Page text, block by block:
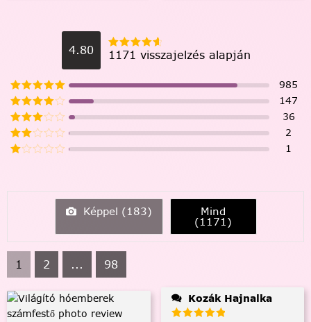
4.80 1171 visszajelzés alapján
985
147
36
2
1
Képpel (183) Mind
(1171)
1 2 ... 98
Kozák Hajnalka